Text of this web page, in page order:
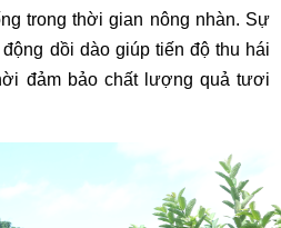
trong thời gian nông nhàn. Sự
dồi dào giúp tiến độ thu hái
đảm bảo chất lượng quả tươi